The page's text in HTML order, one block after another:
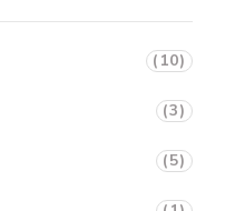
(10)
(3)
(5)